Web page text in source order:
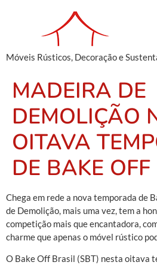
Móveis Rústicos, Decoração e
MADEIRA DE
DEMOLIÇÃO
OITAVA
DE BAKE OFF
Chega em rede a nova temporada de
de Demolição, mais uma vez, tem a
competição mais que encantadora,
charme que apenas o móvel rústico
O Bake Off Brasil (SBT) nesta oitava